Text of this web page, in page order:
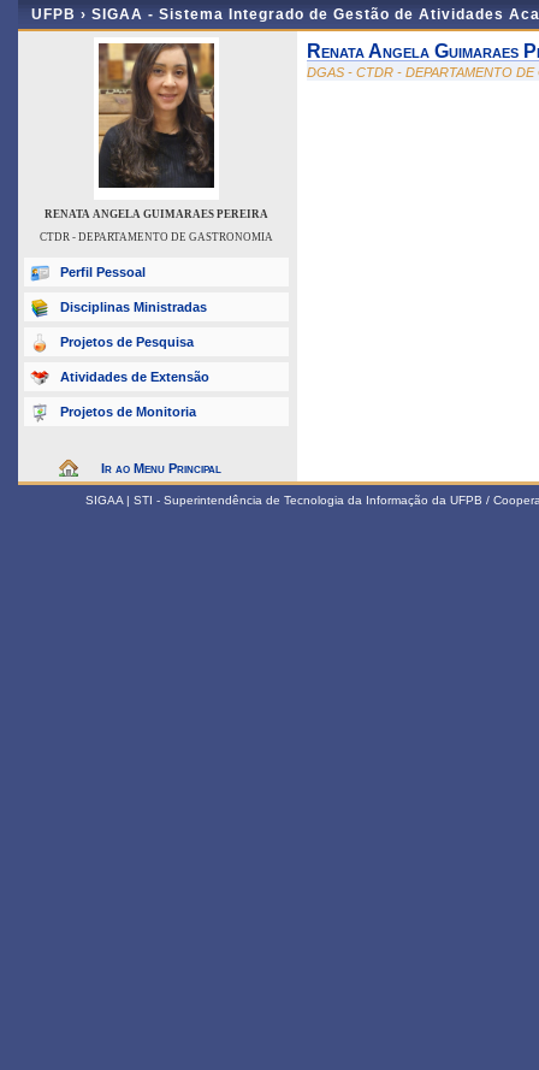
UFPB › SIGAA - Sistema Integrado de Gestão de Atividades
RENATA ANGELA GUIMARAES PEREIRA
CTDR - DEPARTAMENTO DE GASTRONOMIA
Perfil Pessoal
Disciplinas Ministradas
Projetos de Pesquisa
Atividades de Extensão
Projetos de Monitoria
Ir ao Menu Principal
Renata Angela Guimaraes
DGAS - CTDR - DEPARTAMENTO
SIGAA | STI - Superintendência de Tecnologia da Informação da UFPB /